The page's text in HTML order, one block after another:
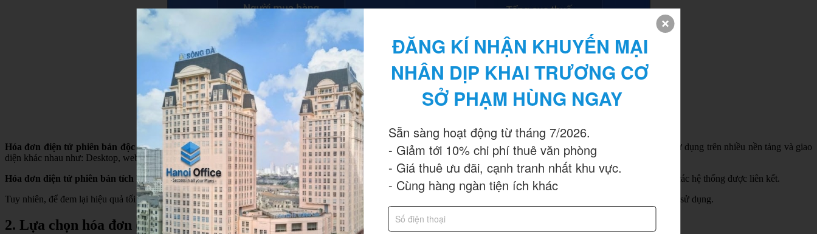
Hóa đơn điện tử phiên bản độc lậplà phần mềm cho phép người sử dụng thao tác tạo lập, phát hành, quản lý hóa đơn trên chính phần mềm đó. Phiên bản độc lập có thể sử dụng trên nhiều nền tảng và giao
diện khác nhau như: Desktop, website, mobile, tablet,…
Hóa đơn điện tử phiên bản tích hợpcho phép người dùng thiết lập liên kết với phần mềm kế toán, bán hàng, quản trị mà doanh nghiệp đang sử dụng để kết nối dữ liệu giữa các hệ thống được liên kết.
Tuy nhiên, để đem lại hiệu quả tối ưu cho người dùng khi tích hợp thì cần có sự đồng bộ cao giữa phần mềm hóa đơn điện tử với các phần mềm kế toán mà doanh nghiệp đang sử dụng.
2. Lựa chọn hóa đơn điện tử cho doanh nghiệp
ĐĂNG KÍ NHẬN KHUYẾN MẠI
NHÂN DỊP KHAI TRƯƠNG CƠ
SỞ PHẠM HÙNG NGAY
Sẵn sàng hoạt động từ tháng 7/2026.
- Giảm tới 10% chi phí thuê văn phòng
- Giá thuê ưu đãi, cạnh tranh nhất khu vực.
- Cùng hàng ngàn tiện ích khác